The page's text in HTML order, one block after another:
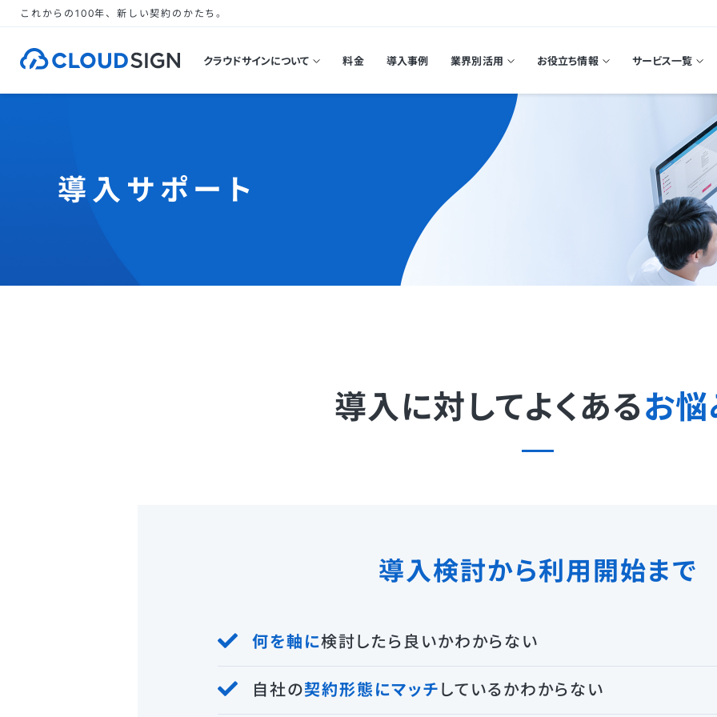
これからの100年、新しい契約のかたち。
クラウドサインについて 料金 導入事例 業界別活用 お役立ち情報 サービス一覧
導入サポート
導入に対してよくあるお
導入検討から利用開始まで
何を軸に検討したら良いかわからない
自社の契約形態にマッチ しているかわからない